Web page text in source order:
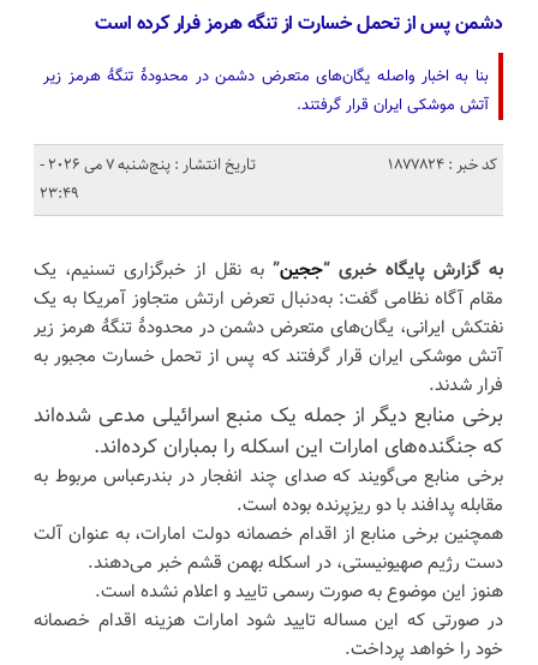
دشمن پس از تحمل خسارت از تنگه هرمز فرار کرده است
بنا به اخبار واصله یگان‌های متعرض دشمن در محدودهٔ تنگهٔ هرمز زیر
آتش موشکی ایران قرار گرفتند.
کد خبر : 1877824
تاریخ انتشار : پنج‌شنبه 7 می 2026 -
23:49
به گزارش پایگاه خبری “ججین” به نقل از خبرگزاری تسنیم، یک
مقام آگاه نظامی گفت: به‌دنبال تعرض ارتش متجاوز آمریکا به یک
نفتکش ایرانی، یگان‌های متعرض دشمن در محدودهٔ تنگهٔ هرمز زیر
آتش موشکی ایران قرار گرفتند که پس از تحمل خسارت مجبور به
فرار شدند.
برخی منابع دیگر از جمله یک منبع اسرائیلی مدعی شده‌اند
که جنگنده‌های امارات این اسکله را بمباران کرده‌اند.
برخی منابع می‌گویند که صدای چند انفجار در بندرعباس مربوط به
مقابله پدافند با دو ریزپرنده بوده است.
همچنین برخی منابع از اقدام خصمانه دولت امارات، به عنوان آلت
دست رژیم صهیونیستی، در اسکله بهمن قشم خبر می‌دهند.
هنوز این موضوع به صورت رسمی تایید و اعلام نشده است.
در صورتی که این مساله تایید شود امارات هزینه اقدام خصمانه
خود را خواهد پرداخت.